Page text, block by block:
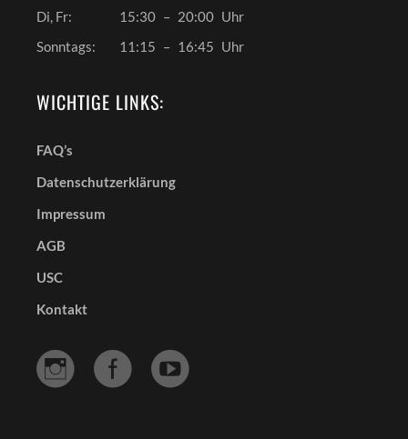
Di, Fr:
15:30 – 20:00 Uhr
Sonntags:
11:15 – 16:45 Uhr
WICHTIGE LINKS:
FAQ’s
Datenschutzerklärung
Impressum
AGB
USC
Kontakt